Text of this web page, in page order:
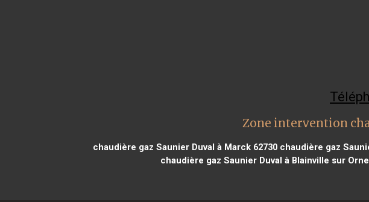
Zone intervention
chaudière gaz Saunier Duval à Marck 62730 chaudière gaz
chaudière gaz Saunier Duval à Blainville sur